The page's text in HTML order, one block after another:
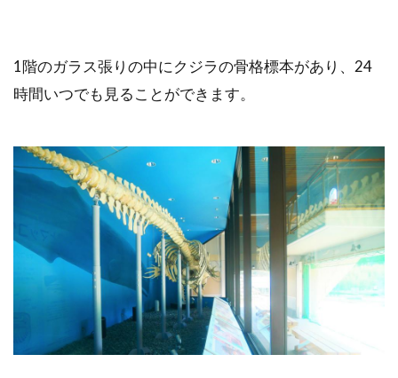
1階のガラス張りの中にクジラの骨格標本があり、24
時間いつでも見ることができます。